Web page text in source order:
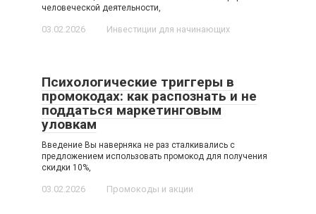
человеческой деятельности,
03.02.2026 Инвестиции для начинающих
Психологические триггеры в
промокодах: как распознать и не
поддаться маркетинговым
уловкам
Введение Вы наверняка не раз сталкивались с
предложением использовать промокод для получения
скидки 10%,
03.02.2026 Промокоды и акции